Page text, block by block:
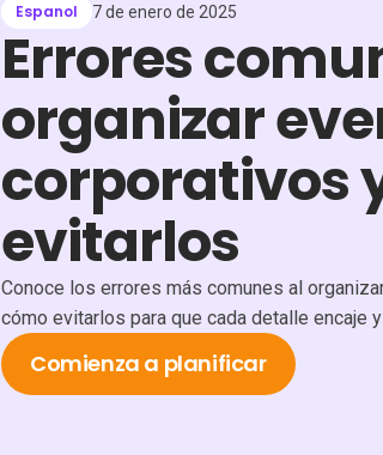
Espanol 7 de enero de 2025
Errores
organizar
corporativos
evitarlos
Conoce los errores más comunes al
cómo evitarlos para que cada detalle encaje
Comienza a planificar